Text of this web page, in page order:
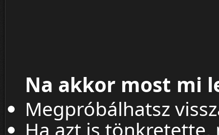
Na akkor most mi
Megpróbálhatsz
Ha azt is tönkretette,